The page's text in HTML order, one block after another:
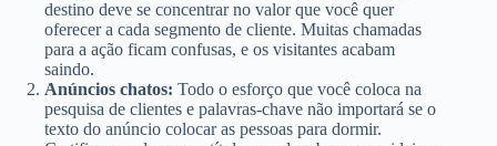
destino deve se concentrar no valor que você quer
oferecer a cada segmento de cliente. Muitas chamadas
para a ação ficam confusas, e os visitantes acabam
saindo.
Anúncios chatos: Todo o esforço que você coloca na
pesquisa de clientes e palavras-chave não importará se o
texto do anúncio colocar as pessoas para dormir.